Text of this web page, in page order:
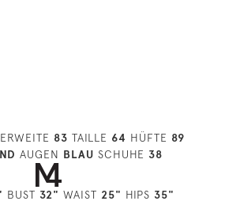
83 TAILLE 64 HÜFTE 89
AUGEN BLAU SCHUHE 38
BUST 32" WAIST 25" HIPS 35"